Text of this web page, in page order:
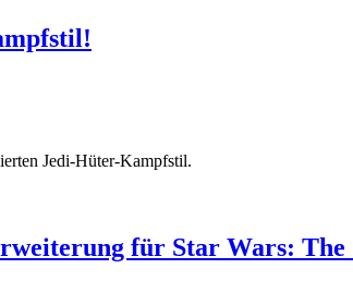
Jedi-Hüter-Kampfstil.
für Star Wars: